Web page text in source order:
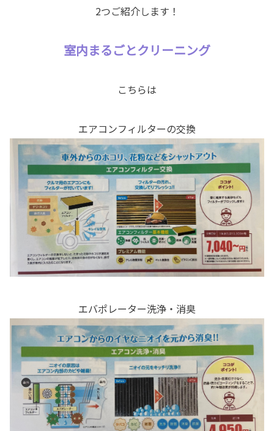
2つご紹介します！
室内まるごとクリーニング
こちらは
エアコンフィルターの交換
エバポレーター洗浄・消臭